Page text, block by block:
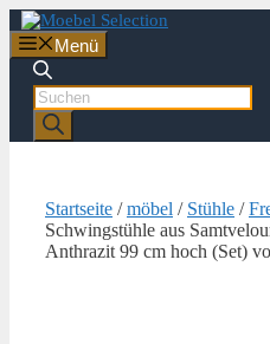
Zum
Inhalt
springen
Menü
Products
search
Startseite /möbel / Stühle /
Schwingstühle aus
Anthrazit 99 cm hoch (Set)